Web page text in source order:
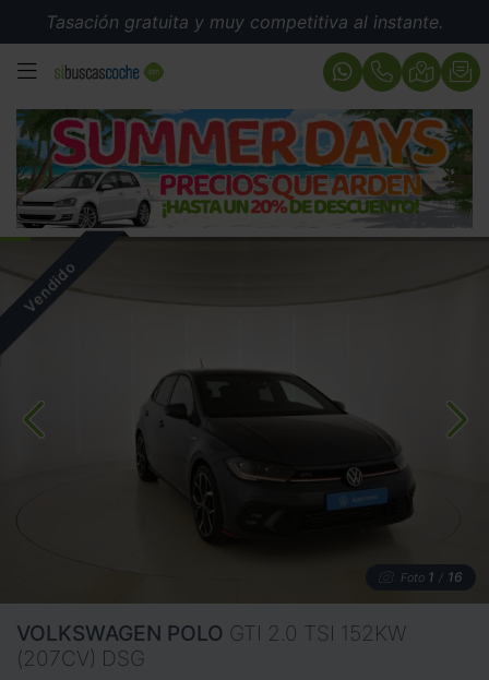
Tasación gratuita y muy competitiva al instante.
MENÚ
Foto 1 / 16
VOLKSWAGEN POLO GTI 2.0 TSI 152KW
(207CV) DSG